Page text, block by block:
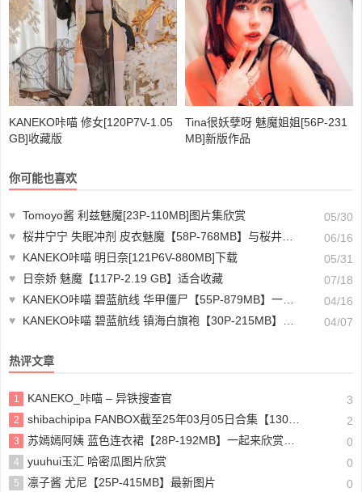
KANEKO咔喵 修女[120P7V-1.05
GB]收藏版
Tina很妖孽呀 魅魔姐姐[56P-231
MB]新版作品
你可能也喜欢
♥ Tomoyo酱 利兹魅魔[23P-110MB]图片集欣赏
05/30
♥ 桜井宁宁 失眠冲剂 皮衣魅魔【58P-768MB】与桜井宁宁cos的奶牛哪个好
06/16
♥
KANEKO咔喵 明日奈[121P6V-880MB]下载
05/31
♥
日奈娇 魅魔【117P-2.19 GB】适合收藏
07/18
♥
KANEKO咔喵 碧蓝航线 华甲僵尸【55P-879MB】一起来欣赏吧！
04/16
♥
KANEKO咔喵 碧蓝航线 镇海白旗袍【30P-215MB】收藏版 04/07
热评文章
1 KANEKO_咔喵 – 异铁搜查官 3
2 shibachipipa FANBOX截至25年03月05日合集【130P-1.17GB】新版作品 2
3 苏嫣嫣阿姨 蓝色连衣裙【28P-192MB】一起来欣赏吧！ 0
4 yuuhui玉汇 哈密瓜图片欣赏 0
5 凛子酱 尤尼【25P-415MB】最新图片 0